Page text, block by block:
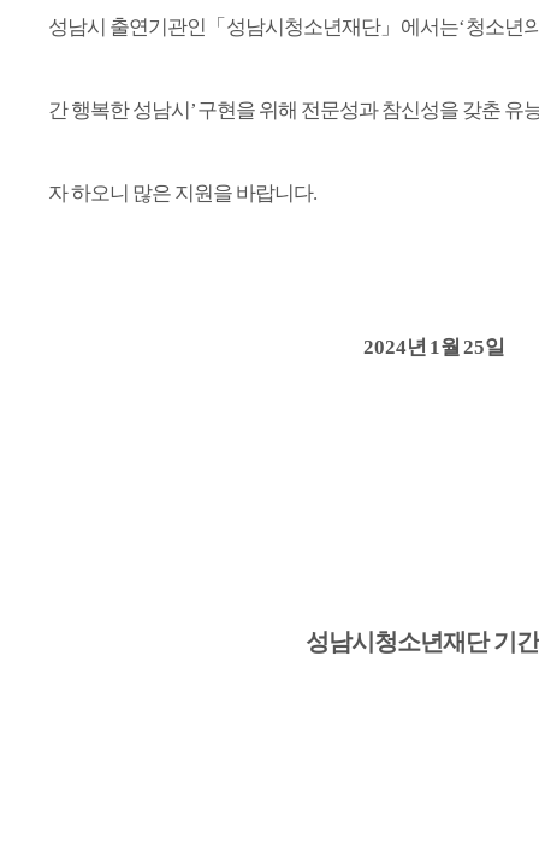
성남시 출연기관인 「 성남시청소년재단」 에서는‘청소년
간 행복한 성남시’구현을 위해 전문성과 참신성을 갖춘 유
자 하오니 많은 지원을 바랍니다.
2024년 1월 25일
성남시청소년재단 기